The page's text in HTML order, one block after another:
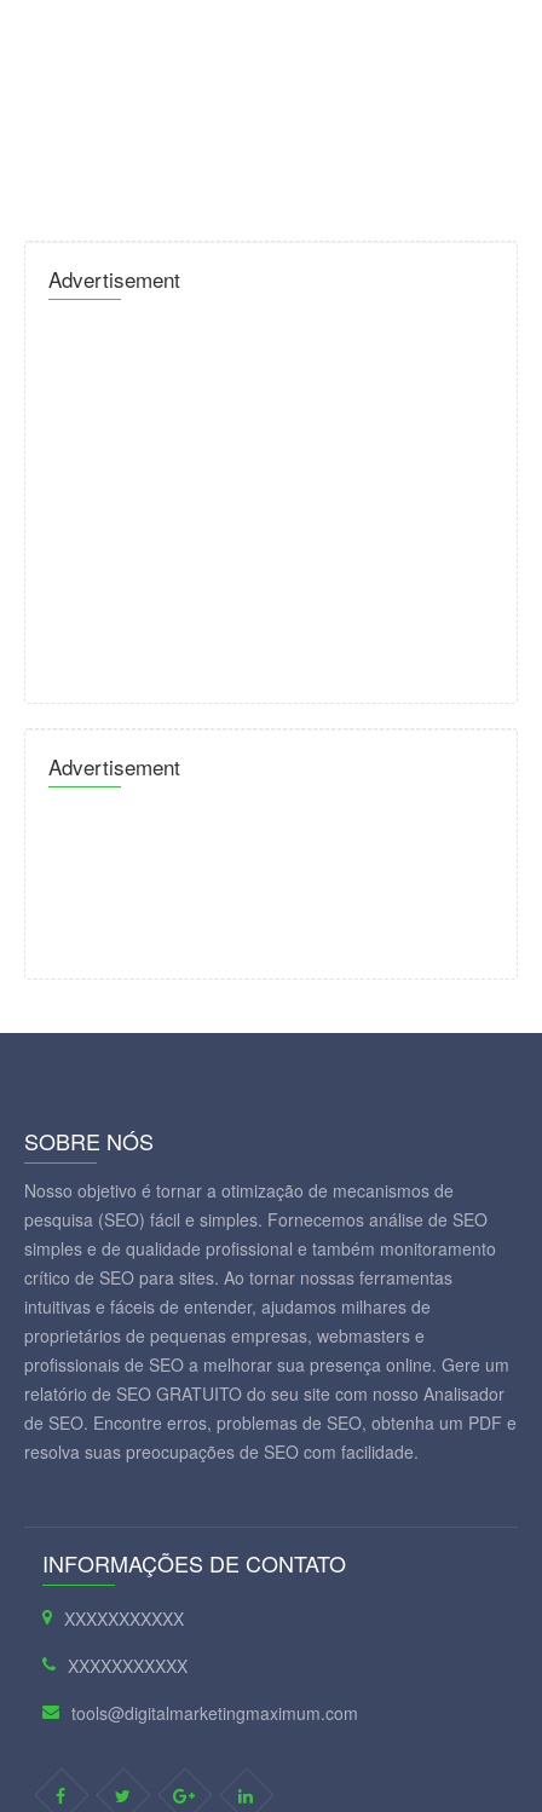
Advertisement
Advertisement
SOBRE NÓS
Nosso objetivo é tornar a otimização de mecanismos de
pesquisa (SEO) fácil e simples. Fornecemos análise de SEO
simples e de qualidade profissional e também monitoramento
crítico de SEO para sites. Ao tornar nossas ferramentas
intuitivas e fáceis de entender, ajudamos milhares de
proprietários de pequenas empresas, webmasters e
profissionais de SEO a melhorar sua presença online. Gere um
relatório de SEO GRATUITO do seu site com nosso Analisador
de SEO. Encontre erros, problemas de SEO, obtenha um PDF e
resolva suas preocupações de SEO com facilidade.
INFORMAÇÕES DE CONTATO
XXXXXXXXXXX
XXXXXXXXXXX
tools@digitalmarketingmaximum.com